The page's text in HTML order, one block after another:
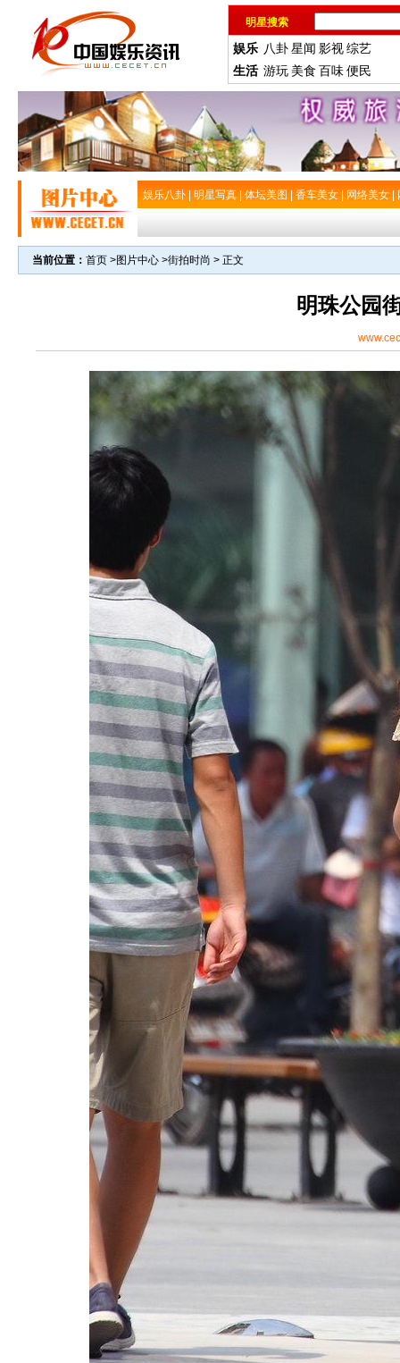
明星搜索
娱乐 八卦星闻 影视综艺
生活 游玩 美食 百味便民
娱乐八卦 明星写真 体坛美图 香车美女 网络美女
当前位置： 首页 >图片中心 >街拍时尚 > 正文
明珠公园